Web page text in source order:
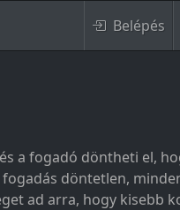
Belépés
a fogadó döntheti el,
döntetlen,
ad arra, hogy kisebb